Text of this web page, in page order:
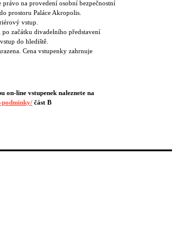
právo na provedení osobní bezpečnostní
prostoru Paláce Akropolis.
vstup.
po začátku divadelního představení
do hlediště.
Cena vstupenky zahrnuje
on-line vstupenek naleznete na
podminky/ část B